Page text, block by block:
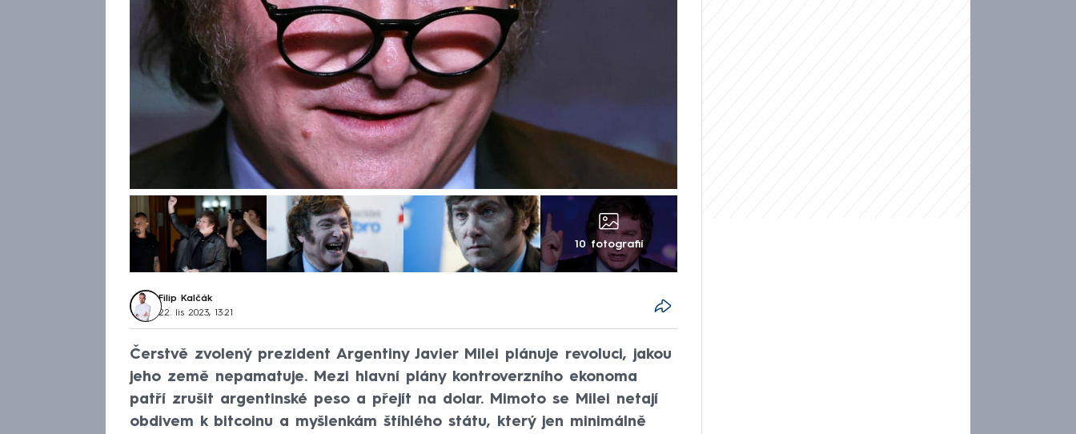
10 fotografií
Filip Kalčák
22. lis 2023, 13:21
Čerstvě zvolený prezident Argentiny Javier Milei plánuje revoluci, jakou
jeho země nepamatuje. Mezi hlavní plány kontroverzního ekonoma
patří zrušit argentinské peso a přejít na dolar. Mimoto se Milei netají
obdivem k bitcoinu a myšlenkám štíhlého státu, který jen minimálně